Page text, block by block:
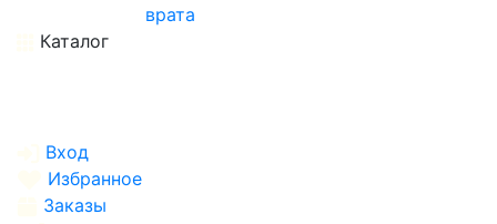
врата
Каталог
Вход
Избранное
Заказы